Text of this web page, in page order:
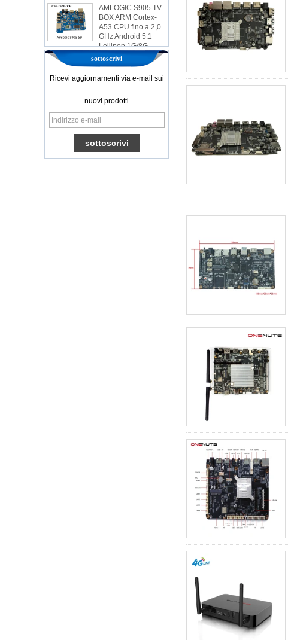
BOX ARM Cortex-
A53 CPU fino a 2,0
GHz Android 5.1
Lollipop 1G/8G
4K2K Android TV
Box Player S9
Amlogic più recente
S905X TV Box
AMLOGIC S905X
Ott TV Box VP9
H.265 Smart TV Box
x96
Box TV Android con
sottoscrivi
Ricevi aggiornamenti via e-mail sui
nuovi prodotti